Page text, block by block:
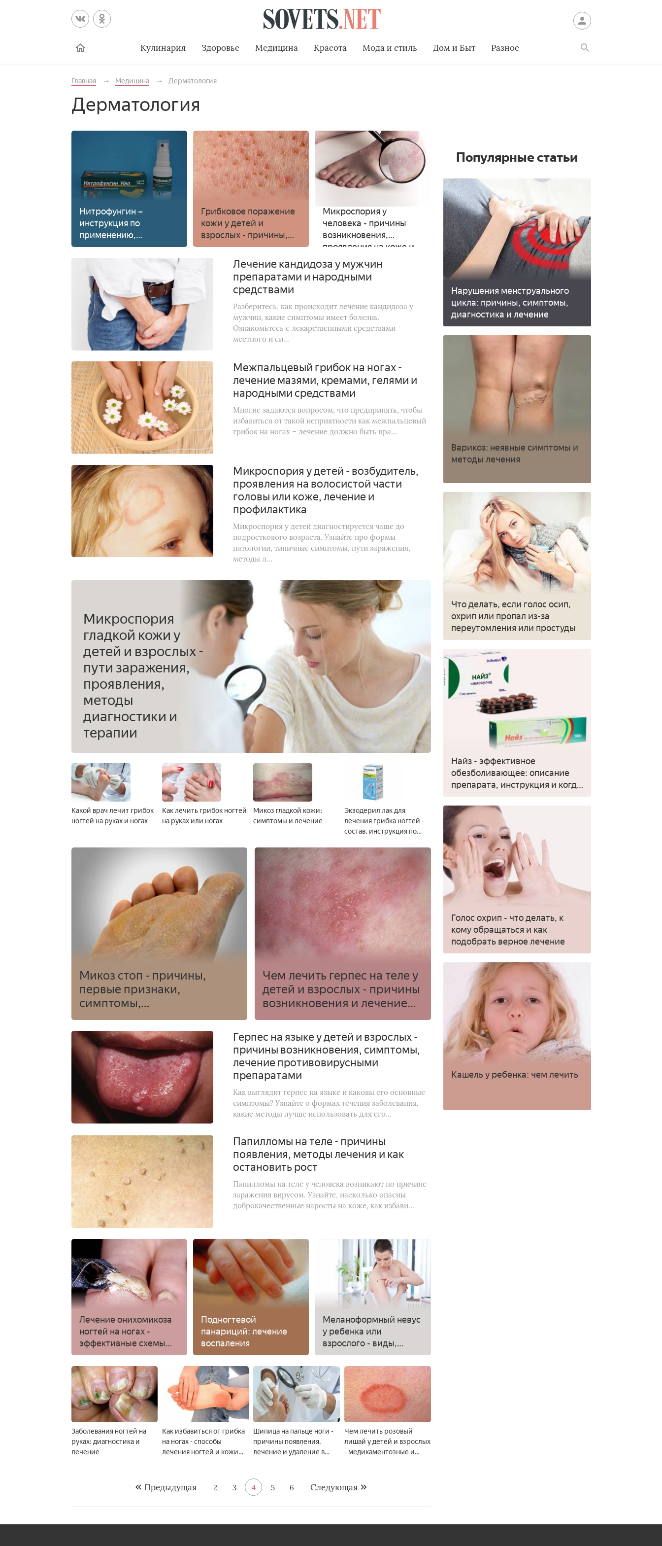
Кулинария Здоровье Медицина Красота Мода и стиль Дом и Быт Разное
Главная Медицина Дерматология
Дерматология
Нитрофунгин –
инструкция по
применению,
показания, форма
выпуска, состав,
цена
Грибковое поражение
кожи у детей и
взрослых - причины,
источники заражения,
симптомы,
диагностика и лечение
Микроспория у
человека - причины
возникновения,
проявления на коже и
головы, методы
лечения
Лечение кандидоза у мужчин
препаратами и народными
средствами
Разберитесь, как происходит лечение кандидоза у
мужчин, какие симптомы имеет болезнь.
Ознакомьтесь с лекарственными средствами
местного и си...
Межпальцевый грибок на ногах -
лечение мазями, кремами, гелями и
народными средствами
Многие задаются вопросом, что предпринять, чтобы
избавиться от такой неприятности как межпальцевый
грибок на ногах – лечение должно быть пра...
Микроспория у детей - возбудитель,
проявления на волосистой части
головы или коже, лечение и
профилактика
Микроспория у детей диагностируется чаще до
подросткового возраста. Узнайте про формы
патологии, типичные симптомы, пути заражения,
методы л...
Микроспория
гладкой кожи у
детей и взрослых -
пути заражения,
проявления,
методы
диагностики и
терапии
Какой врач лечит грибок
ногтей на руках и ногах
Как лечить грибок ногтей
на руках или ногах
Микоз гладкой кожи:
симптомы и лечение
Экзодерил лак для
лечения грибка ногтей -
состав, инструкция по
противопоказания,
аналоги и цена
Микоз стоп - причины,
первые признаки,
симптомы,
медикаментозное и
народное лечение
Чем лечить герпес на теле у
детей и взрослых - причины
возникновения и лечение
противовирусными
Герпес на языке у детей и взрослых -
причины возникновения, симптомы,
лечение противовирусными
препаратами
Как выглядит герпес на языке и каковы его основные
симптомы? Узнайте о формах течения заболевания,
какие методы лучше использовать для его...
Папилломы на теле - причины
появления, методы лечения и как
остановить рост
Папилломы на теле у человека возникают по причине
заражения вирусом. Узнайте, насколько опасны
доброкачественные наросты на коже, как избави...
Лечение онихомикоза
ногтей на ногах -
эффективные схемы
приема медикаментов
и народных средств
Подногтевой
панариций: лечение
воспаления
Меланоформный невус
у ребенка или
взрослого - виды,
причины
возникновения,
симптомы и лечение
Заболевания ногтей на
руках: диагностика и
лечение
Как избавиться от грибка
на ногах - способы
лечения ногтей и кожи
Шипица на пальце ноги -
причины появления,
лечение и удаление в
Чем лечить розовый
лишай у детей и взрослых
- медикаментозные и
Предыдущая 2 3 4 5 6 Следующая
Популярные статьи
Нарушения менструального
цикла: причины, симптомы,
диагностика и лечение
Варикоз: неявные симптомы и
методы лечения
Что делать, если голос осип,
охрип или пропал из-за
переутомления или простуды
Найз - эффективное
обезболивающее: описание
препарата, инструкция и когда
применять
Голос охрип - что делать, к
кому обращаться и как
подобрать верное лечение
Кашель у ребенка: чем лечить